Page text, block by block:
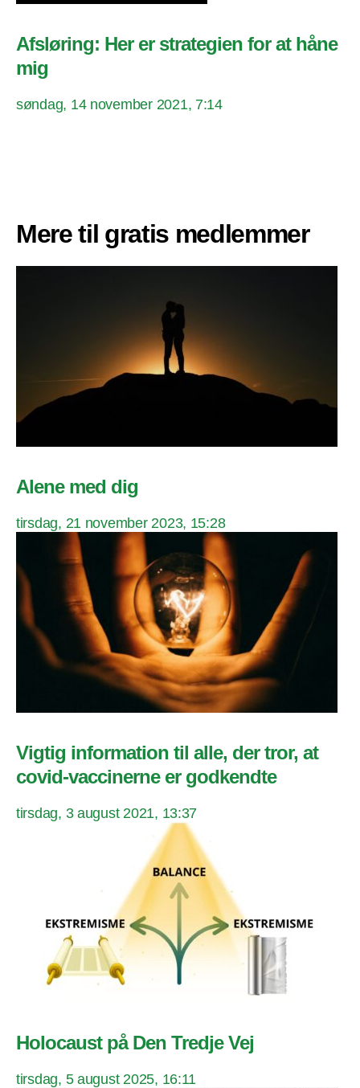
Afsløring: Her er strategien for at håne
mig
søndag, 14 november 2021, 7:14
Mere til gratis medlemmer
Alene med dig
tirsdag, 21 november 2023, 15:28
Vigtig information til alle, der tror, at
covid-vaccinerne er godkendte
tirsdag, 3 august 2021, 13:37
Holocaust på Den Tredje Vej
tirsdag, 5 august 2025, 16:11